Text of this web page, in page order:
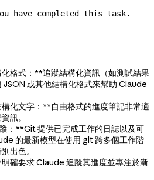
have completed this task.
格式：**追蹤結構化資訊（如測試結果
JSON 或其他結構化格式來幫助 Claude
化文字：**自由格式的進度筆記非常適
訊。
：**Git 提供已完成工作的日誌以及可
的最新模型在使用 git 跨多個工作階
出色。
確要求 Claude 追蹤其進度並專注於漸